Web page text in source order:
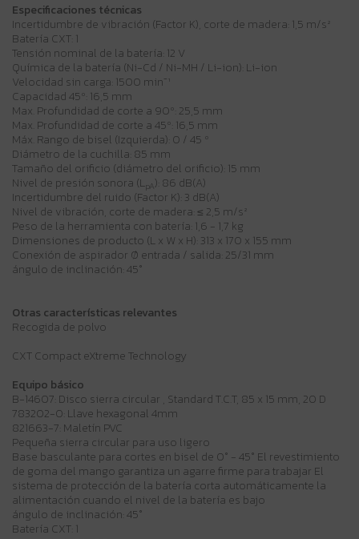
Especificaciones técnicas
Incertidumbre de vibración (Factor K), corte de madera: 1,5 m/s²
Batería CXT: 1
Tensión nominal de la batería: 12 V
Química de la batería (Ni-Cd / Ni-MH / Li-ion): Li-ion
Velocidad sin carga: 1500 min⁻¹
Capacidad 45º: 16,5 mm
Max. Profundidad de corte a 90º: 25,5 mm
Max. Profundidad de corte a 45º: 16,5 mm
Máx. Rango de bisel (Izquierda): 0 / 45 º
Diámetro de la cuchilla: 85 mm
Tamaño del orificio (diámetro del orificio): 15 mm
Nivel de presión sonora (LpA ): 86 dB(A)
Incertidumbre del ruido (Factor K): 3 dB(A)
Nivel de vibración, corte de madera: ≤ 2,5 m/s²
Peso de la herramienta con batería: 1,6 - 1,7 kg
Dimensiones de producto (L x W x H): 313 x 170 x 155 mm
Conexión de aspirador Ø entrada / salida: 25/31 mm
ángulo de inclinación: 45°
Otras características relevantes
Recogida de polvo
CXT Compact eXtreme Technology
Equipo básico
B-14607: Disco sierra circular , Standard T.C.T, 85 x 15 mm, 20 D
783202-0: Llave hexagonal 4mm
821663-7: Maletín PVC
Pequeña sierra circular para uso ligero
Base basculante para cortes en bisel de 0° - 45° El revestimiento
de goma del mango garantiza un agarre firme para trabajar El
sistema de protección de la batería corta automáticamente la
alimentación cuando el nivel de la batería es bajo
ángulo de inclinación: 45°
Batería CXT: 1